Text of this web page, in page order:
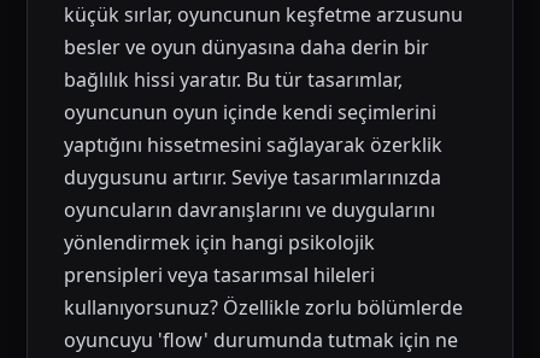
küçük sırlar, oyuncunun keşfetme arzusunu
besler ve oyun dünyasına daha derin bir
bağlılık hissi yaratır. Bu tür tasarımlar,
oyuncunun oyun içinde kendi seçimlerini
yaptığını hissetmesini sağlayarak özerklik
duygusunu artırır. Seviye tasarımlarınızda
oyuncuların davranışlarını ve duygularını
yönlendirmek için hangi psikolojik
prensipleri veya tasarımsal hileleri
kullanıyorsunuz? Özellikle zorlu bölümlerde
oyuncuyu 'flow' durumunda tutmak için ne